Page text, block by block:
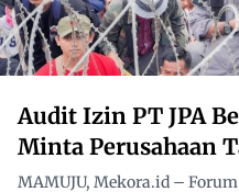
Audit Izin PT JPA
Minta Perusahaan
MAMUJU, Mekora.id –